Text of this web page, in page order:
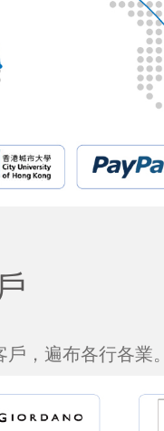
戶，遍布各行各業